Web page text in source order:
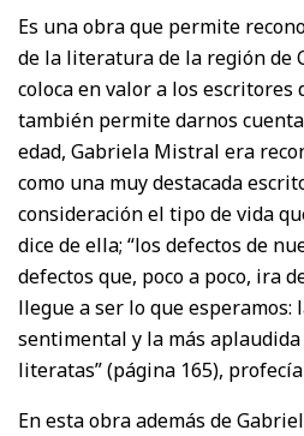
Es una obra que permite
de la literatura de la región de
coloca en valor a los escritores
también permite darnos
edad, Gabriela Mistral era
como una muy destacada
consideración el tipo de vida
dice de ella; “los defectos de
defectos que, poco a poco, ira
llegue a ser lo que esperamos:
sentimental y la más
literatas” (página 165),
En esta obra además de